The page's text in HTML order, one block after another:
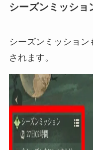
シーズンミッショ
シーズンミッショ
されます。